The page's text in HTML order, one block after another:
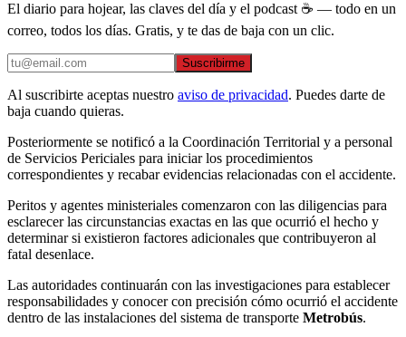
El diario para hojear, las claves del día y el podcast ☕ — todo en un
correo, todos los días. Gratis, y te das de baja con un clic.
Suscribirme
Al suscribirte aceptas nuestro aviso de privacidad. Puedes darte de
baja cuando quieras.
Posteriormente se notificó a la Coordinación Territorial y a personal
de Servicios Periciales para iniciar los procedimientos
correspondientes y recabar evidencias relacionadas con el accidente.
Peritos y agentes ministeriales comenzaron con las diligencias para
esclarecer las circunstancias exactas en las que ocurrió el hecho y
determinar si existieron factores adicionales que contribuyeron al
fatal desenlace.
Las autoridades continuarán con las investigaciones para establecer
responsabilidades y conocer con precisión cómo ocurrió el accidente
dentro de las instalaciones del sistema de transporte Metrobús.